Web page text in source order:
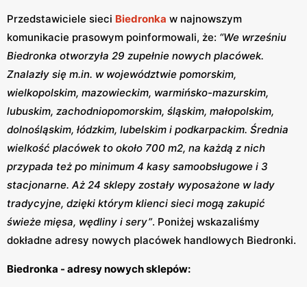
Przedstawiciele sieci Biedronka w najnowszym
komunikacie prasowym poinformowali, że: “We wrześniu
Biedronka otworzyła 29 zupełnie nowych placówek.
Znalazły się m.in. w województwie pomorskim,
wielkopolskim, mazowieckim, warmińsko-mazurskim,
lubuskim, zachodniopomorskim, śląskim, małopolskim,
dolnośląskim, łódzkim, lubelskim i podkarpackim. Średnia
wielkość placówek to około 700 m2, na każdą z nich
przypada też po minimum 4 kasy samoobsługowe i 3
stacjonarne. Aż 24 sklepy zostały wyposażone w lady
tradycyjne, dzięki którym klienci sieci mogą zakupić
świeże mięsa, wędliny i sery”. Poniżej wskazaliśmy
dokładne adresy nowych placówek handlowych Biedronki.
Biedronka - adresy nowych sklepów: